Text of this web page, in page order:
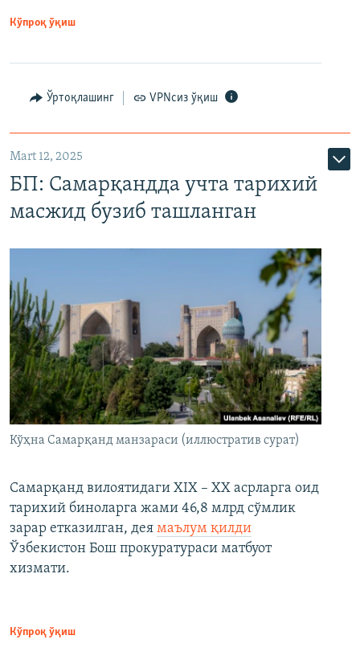
Кўпроқ ўқиш
Ўртоқлашинг VPNсиз ўқиш
Mart 12, 2025
БП: Самарқандда учта тарихий
масжид бузиб ташланган
Кўҳна Самарқанд манзараси (иллюстратив сурат)
Самарқанд вилоятидаги XIX – XX асрларга оид
тарихий биноларга жами 46,8 млрд сўмлик
зарар етказилган, дея маълум қилди
Ўзбекистон Бош прокуратураси матбуот
хизмати.
Кўпроқ ўқиш